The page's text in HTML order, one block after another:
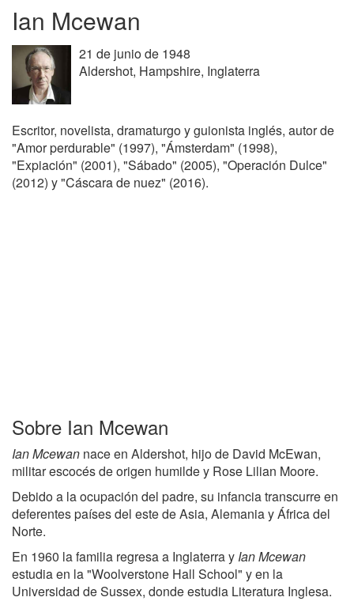
Ian Mcewan
21 de junio de 1948
Aldershot, Hampshire, Inglaterra
Escritor, novelista, dramaturgo y guionista inglés, autor de
"Amor perdurable" (1997), "Ámsterdam" (1998),
"Expiación" (2001), "Sábado" (2005), "Operación Dulce"
(2012) y "Cáscara de nuez" (2016).
Sobre Ian Mcewan
Ian Mcewan nace en Aldershot, hijo de David McEwan,
militar escocés de origen humilde y Rose Lilian Moore.
Debido a la ocupación del padre, su infancia transcurre en
deferentes países del este de Asia, Alemania y África del
Norte.
En 1960 la familia regresa a Inglaterra y Ian Mcewan
estudia en la "Woolverstone Hall School" y en la
Universidad de Sussex, donde estudia Literatura Inglesa.